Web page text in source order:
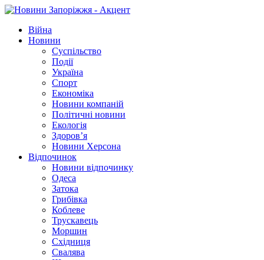
Війна
Новини
Суспільство
Події
Україна
Спорт
Економіка
Новини компаній
Політичні новини
Екологія
Здоров’я
Новини Херсона
Відпочинок
Новини відпочинку
Одеса
Затока
Грибівка
Коблеве
Трускавець
Моршин
Східниця
Свалява